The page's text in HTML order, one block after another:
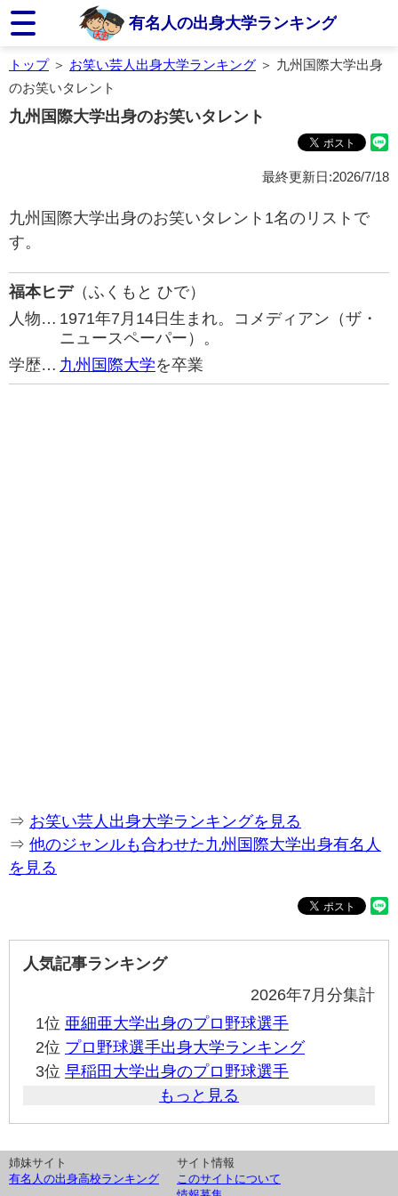
有名人の出身大学ランキング
トップ＞ お笑い芸人出身大学ランキング ＞ 九州国際大学出身
のお笑いタレント
九州国際大学出身のお笑いタレント
最終更新日:2026/7/18
九州国際大学出身のお笑いタレント1名のリストで
す。
福本ヒデ（ふくもと ひで）
人物… 1971年7月14日生まれ。コメディアン（ザ・
ニュースペーパー）。
学歴… 九州国際大学を卒業
⇒ お笑い芸人出身大学ランキングを見る
⇒ 他のジャンルも合わせた九州国際大学出身有名人
を見る
人気記事ランキング
2026年7月分集計
1位 亜細亜大学出身のプロ野球選手
2位 プロ野球選手出身大学ランキング
3位 早稲田大学出身のプロ野球選手
もっと見る
姉妹サイト
有名人の出身高校ランキング
サイト情報
このサイトについて